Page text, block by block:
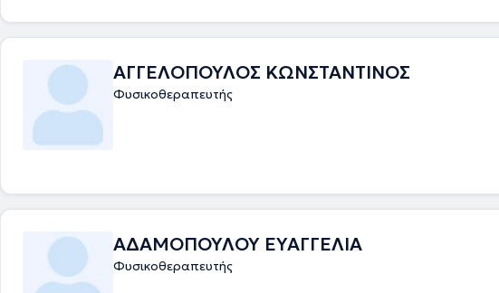
ΑΓΓΕΛΟΠΟΥΛΟΣ ΚΩΝΣΤΑΝΤΙΝΟΣ
Φυσικοθεραπευτής
ΑΔΑΜΟΠΟΥΛΟΥ ΕΥΑΓΓΕΛΙΑ
Φυσικοθεραπευτής